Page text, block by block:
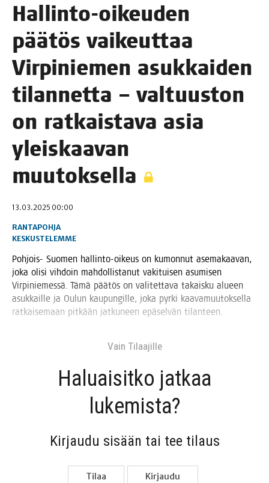
Hal­lin­to-oikeu­den
pää­tös vai­keut­taa
Vir­pi­nie­men asuk­kai­den
tilan­net­ta – val­tuus­ton
on rat­kais­ta­va asia
yleis­kaa­van
muutoksella
13.03.2025 00:00
RANTAPOHJA
KESKUSTELEMME
Poh­jois- Suo­men hal­lin­to-oikeus on kumon­nut ase­ma­kaa­van,
joka oli­si vih­doin mah­dol­lis­ta­nut vaki­tui­sen asu­mi­sen
Vir­pi­nie­mes­sä. Tämä pää­tös on vali­tet­ta­va takais­ku alu­een
asuk­kail­le ja Oulun kau­pun­gil­le, joka pyr­ki kaa­va­muu­tok­sel­la
rat­kai­se­maan pit­kään jat­ku­neen epä­sel­vän tilanteen.
Vain Tilaa­jil­le
Haluai­sit­ko jat­kaa
lukemista?
Kir­jau­du sisään tai tee tilaus
Tilaa Kir­jau­du